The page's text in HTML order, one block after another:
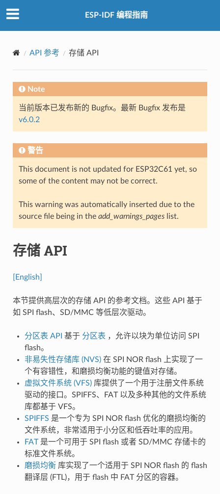
ESP-IDF 编程指南
API 参考 存储 API
Note
当前版本已发布新的 Bugfix。最新 Bugfix 发布是
v6.0.2
警告
This document is not updated for ESP32C61 yet, so
some of the content may not be correct.
This warning was automatically inserted due to the
source file being in the add_warnings_pageslist.
存储 API
[English]
本节提供高层次的存储 API 的参考文档。这些 API 基于
如 SPI flash、SD/MMC 等低层次驱动。
分区表 API 基于 分区表 ，允许以块为单位访问 SPI
flash。
非易失性存储库 (NVS)在 SPI NOR flash 上实现了一
个有容错性，和磨损均衡功能的键值对存储。
虚拟文件系统 (VFS)库提供了一个用于注册文件系统
驱动的接口。SPIFFS、FAT 以及多种其他的文件系统
库都基于 VFS。
SPIFFS 是一个专为 SPI NOR flash 优化的磨损均衡的
文件系统，非常适用于小分区和低吞吐率的应用。
FAT是一个可用于 SPI flash 或者 SD/MMC 存储卡的
标准文件系统。
磨损均衡库实现了一个适用于 SPI NOR flash 的 flash
翻译层 (FTL)，用于 flash 中 FAT 分区的容器。